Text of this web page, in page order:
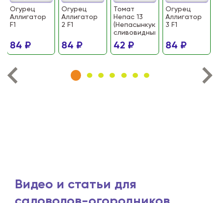
Огурец
Аллигатор
F1
84 ₽
Огурец
Аллигатор
2 F1
84 ₽
Томат
Непас 13
(Непасынкующийся
сливовидный)
42 ₽
Огурец
Аллигатор
3 F1
84 ₽
Видео и статьи для